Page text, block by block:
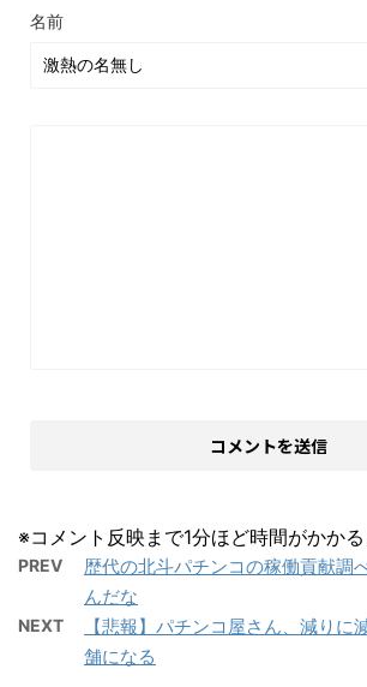
名前
※コメント反映まで1分ほど時間がかかる
PREV
歴代の北斗パチンコの稼働貢献調
んだな
NEXT
【悲報】パチンコ屋さん、減りに
舗になる